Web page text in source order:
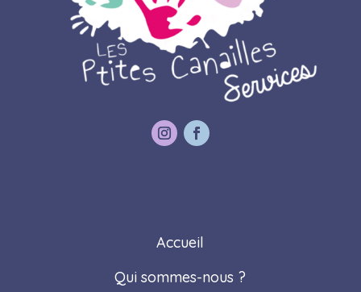
Accueil
Qui sommes-nous ?